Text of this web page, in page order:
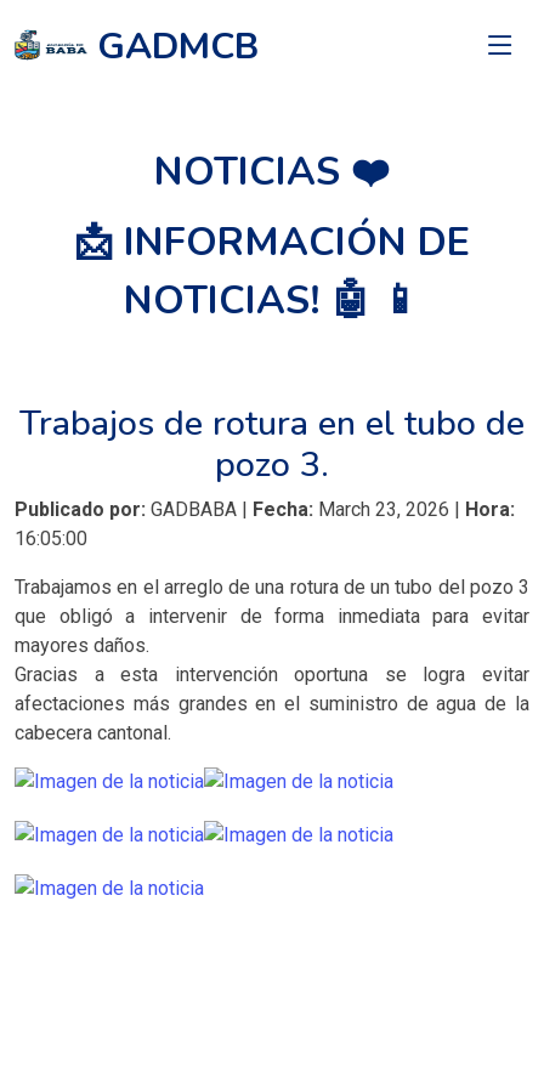
GADMCB
NOTICIAS ❤️
📩 INFORMACIÓN DE
NOTICIAS! 🤖 📱
Trabajos de rotura en el tubo de
pozo 3.
Publicado por: GADBABA | Fecha: March 23, 2026 | Hora:
16:05:00
Trabajamos en el arreglo de una rotura de un tubo del pozo 3
que obligó a intervenir de forma inmediata para evitar
mayores daños.
Gracias a esta intervención oportuna se logra evitar
afectaciones más grandes en el suministro de agua de la
cabecera cantonal.